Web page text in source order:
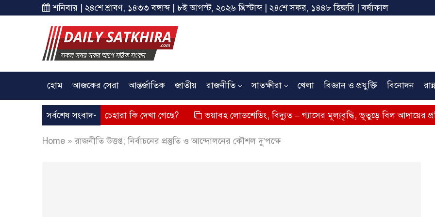
শনিবার | ২৪শে শ্রাবণ, ১৪৩৩ বঙ্গাব্দ | ৮ই আগস্ট, ২০২৬ খ্রিস্টাব্দ | ২৪শে সফর, ১৪৪৮ হিজরি | বর্ষাকাল
হোম আজকের সেরা আন্তর্জাতিক জাতীয় রাজনীতি সাতক্ষীরা খেলা বিজ্ঞান ও প্রযুক্তি বিনোদন
সর্বশেষ সংবাদ-
দিয়েছে? তার চেহারা কি দেখা গেছে? ভয়াবহ লোডশেডিং, বিদ্যুত – গ্যাসের মূল্যবৃদ্ধি, ভূতুড়ে বিল আদায়ের প্রতিবাদে
Home »রাজনীতি উত্তপ্ত; নির্বাচনের প্রস্তুতি ও আন্দোলনের কৌশল দু’পক্ষে